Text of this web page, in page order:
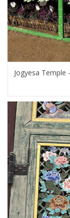
Jogyesa Temple